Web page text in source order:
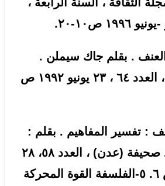
. بقلم جاك سيملن .
صحيفة (عدن) ، العدد ٦٤ ، ٢٣ يونيو ١٩٩٢ ص
: تفسير المفاهيم . بقلم :
خ.غوس-مايير . صحيفة (عدن) ، العدد ٥٨، ٢٨
أبريل ١٩٩٢ ص ٦. ٥-الفلسفة القوة المحركة